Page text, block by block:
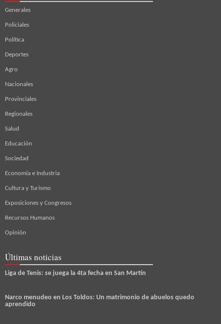
Generales
Policiales
Política
Deportes
Agro
Nacionales
Provinciales
Regionales
Salud
Educación
Sociedad
Economía e Industria
Cultura y Turismo
Exposiciones y Congresos
Recursos Humanos
Opinión
Últimas noticias
Liga de Tenis: se juega la 4ta fecha en San Martín
Narco menudeo en Los Toldos: Un matrimonio de abuelos quedo
aprendido